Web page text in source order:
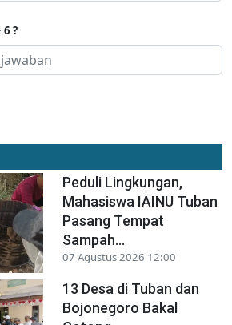
?
Peduli Lingkungan,
Mahasiswa IAINU Tuban
Pasang Tempat
Sampah...
07 Agustus 2026 12:00
13 Desa di Tuban dan
Bojonegoro Bakal